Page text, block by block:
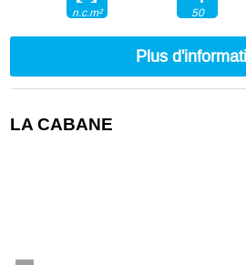
n.c.m²
50
Plus
LA CABANE